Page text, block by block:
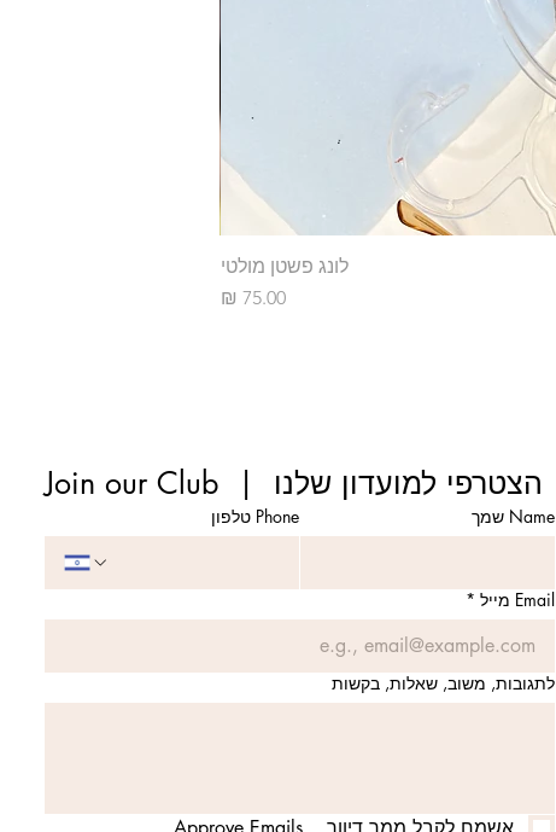
לונג פשטן מולטי
מחיר
Join our Club  |  הצטרפי למועדון שלנו
Name שמך Phone טלפון
Email מייל *
לתגובות, משוב, שאלות, בקשות